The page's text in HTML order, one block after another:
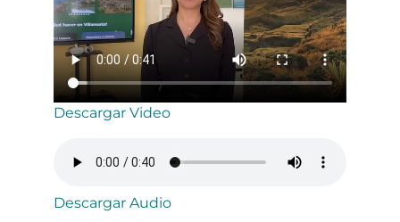
Descargar Video
Descargar Audio